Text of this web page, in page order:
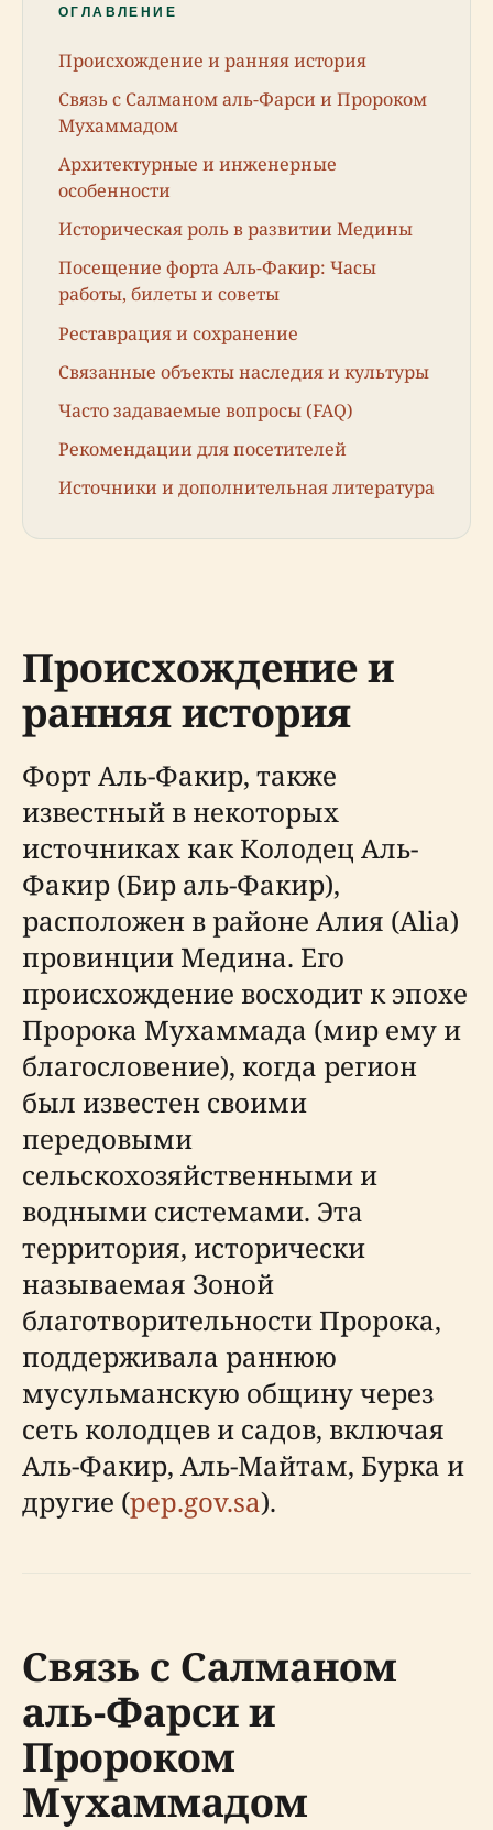
ОГЛАВЛЕНИЕ
Происхождение и ранняя история
Связь с Салманом аль-Фарси и Пророком
Мухаммадом
Архитектурные и инженерные
особенности
Историческая роль в развитии Медины
Посещение форта Аль-Факир: Часы
работы, билеты и советы
Реставрация и сохранение
Связанные объекты наследия и культуры
Часто задаваемые вопросы (FAQ)
Рекомендации для посетителей
Источники и дополнительная литература
Происхождение и
ранняя история
Форт Аль-Факир, также
известный в некоторых
источниках как Колодец Аль-
Факир (Бир аль-Факир),
расположен в районе Алия (Alia)
провинции Медина. Его
происхождение восходит к эпохе
Пророка Мухаммада (мир ему и
благословение), когда регион
был известен своими
передовыми
сельскохозяйственными и
водными системами. Эта
территория, исторически
называемая Зоной
благотворительности Пророка,
поддерживала раннюю
мусульманскую общину через
сеть колодцев и садов, включая
Аль-Факир, Аль-Майтам, Бурка и
другие (pep.gov.sa).
Связь с Салманом
аль-Фарси и
Пророком
Мухаммадом